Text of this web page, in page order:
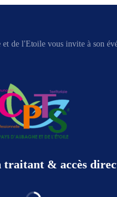
et de l'Etoile vous invite à son
traitant & accès